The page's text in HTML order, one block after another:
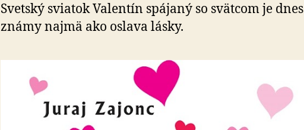
územie
Svetský sviatok Valentín spájaný so svätcom je dnes
známy najmä ako oslava lásky.